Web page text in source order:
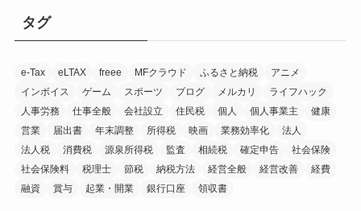
タグ
e-Tax eLTAX freee MFクラウド ふるさと納税
アニメ
インボイス
ゲーム スポーツ ブログ メルカリ
ライフハック
人事労務
仕事全般 会社設立 住民税 個人 個人事業主
健康
営業
届出書 年末調整 所得税 映画 業務効率化
法人
法人税
消費税 源泉所得税 監査 相続税 確定申告
社会保険
社会保険料
税理士 節税 納税方法 経営全般 経営改善
経費
融資
賞与 起業・開業 銀行口座 領収書